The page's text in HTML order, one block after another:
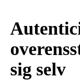
sig selv